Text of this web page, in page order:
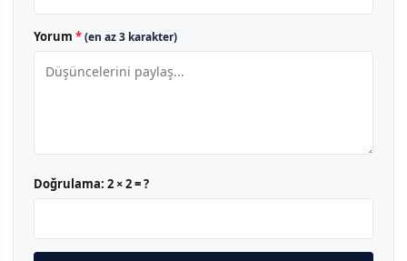
Yorum *(en az 3 karakter)
Doğrulama: 2 × 2 = ?